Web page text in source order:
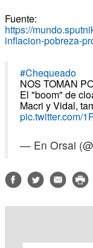
Fuente:
https://
inflacion-pobreza-
#Chequeado
NOS TOMAN
El "boom" de
Macri y Vidal,
pic.twitter.com/
— En Orsai